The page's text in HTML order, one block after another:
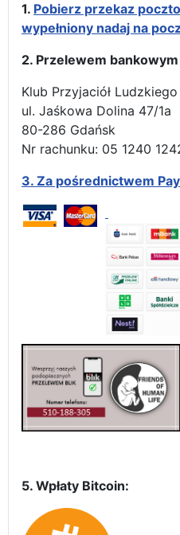
1. Pobierz przekaz
wypełniony nadaj na
2. Przelewem
Klub Przyjaciół
ul. Jaśkowa Dolina 47/1a
80-286 Gdańsk
Nr rachunku: 05 1240
3. Za pośrednictwem
5. Wpłaty Bitcoin: